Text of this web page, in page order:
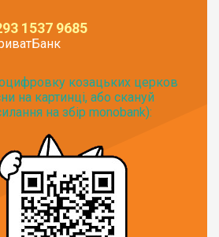
1537 9685
козацьких церков
на картинці, або скануй
на збір monobank):